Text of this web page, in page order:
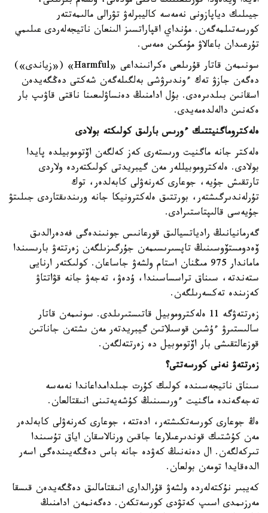
جيىلىك دياپازونى نەمەسە كاليبرلەۋ تۋرالى مالىمەتتەر
كورسەتىلمەگەن. مۇنداي اقپاراتسىز الىنعان ناتيجەلەردى عىلىمي
تۇرعىدان باعالاۋ مۇمكىن ەمەس.
سونىمەن قاتار قۇرىلعى ەكرانىنداعى «Harmful» («زياندى»)
دەگەن جازۋ تەك ءوندىرۋشى بەلگىلەگەن شەكتى دەڭگەيدەن
اسقانىن بىلدىرەدى. بۇل ادامنىڭ دەنساۋلىعىنا ناقتى قاۋىپ بار
ەكەنىن دالەلدەمەيدى.
ەلەكتروماگنيتتىك ءورىس بارلىق كولىكتە بولادى
ەلەكتر جانە ماگنيت ورىستەرى كەز كەلگەن اۆتوموبيلدە پايدا
بولادى. ەلەكتروموبيللەر مەن گيبريدتى كولىكتەردە ولاردى
تارتقىش جۇيە، جوعارى كەرنەۋلى كابەلدەر، توك
تۇرلەندىرگىشتەر، بورتتىق ەلەكترونيكا جانە ورىندىقتاردى جىلىتۋ
جۇيەسى قالىپتاستىرادى.
گەرمانيانىڭ رادياتسيالىق قورعانىس جونىندەگى فەدەرالدىق
ۆەدومستۆوسىنىڭ تاپسىرىسىمەن جۇرگىزىلگەن زەرتتەۋ بارىسىندا
ماماندار 975 مىڭنان استام ولشەۋ جاساعان. كولىكتەر ارنايى
ستەندتە، سىناق تراسساسىندا، ۇدەۋ، تەجەۋ جانە قۋاتتاۋ
كەزىندە تەكسەرىلگەن.
زەرتتەۋگە 11 ەلەكتروموبيل قاتىستىرىلدى. سونىمەن قاتار
سالىستىرۋ ءۇشىن قوسىلاتىن گيبريدتەر مەن ىشتەن جاناتىن
قوزعالتقىشى بار اۆتوموبيل دە زەرتتەلگەن.
زەرتتەۋ نەنى كورسەتتى؟
سىناق ناتيجەسىندە كولىك كۇرت جىلدامداعاندا نەمەسە
تەجەگەندە ماگنيت ءورىسىنىڭ كۇشەيەتىنى انىقتالعان.
ەڭ جوعارى كورسەتكىشتەر، ادەتتە، جوعارى كەرنەۋلى كابەلدەر
مەن كۇشتىك قوندىرعىلارعا جاقىن ورنالاسقان اياق تۇسىندا
تىركەلگەن. ال دەنەنىڭ كەۋدە جانە باس دەڭگەيىندەگى اسەر
الدەقايدا تومەن بولعان.
كەيبىر نۇكتەلەردە ولشەۋ قۇرالدارى انىقتامالىق دەڭگەيدەن قىسقا
مەرزىمدى اسىپ كەتۋدى كورسەتكەن. دەگەنمەن ادامنىڭ